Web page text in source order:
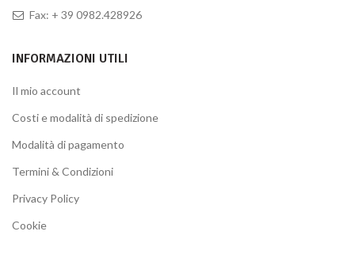
Fax: + 39 0982.428926
INFORMAZIONI UTILI
Il mio account
Costi e modalità di spedizione
Modalità di pagamento
Termini & Condizioni
Privacy Policy
Cookie